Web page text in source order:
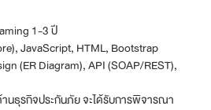
1-3 ปี
JavaScript, HTML, Bootstrap
(ER Diagram), API (SOAP/REST),
นธุรกิจประกันภัย จะได้รับการพิจารณา